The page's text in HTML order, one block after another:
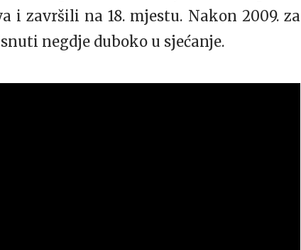
i završili na 18. mjestu. Nakon 2009. za
negdje duboko u sjećanje.